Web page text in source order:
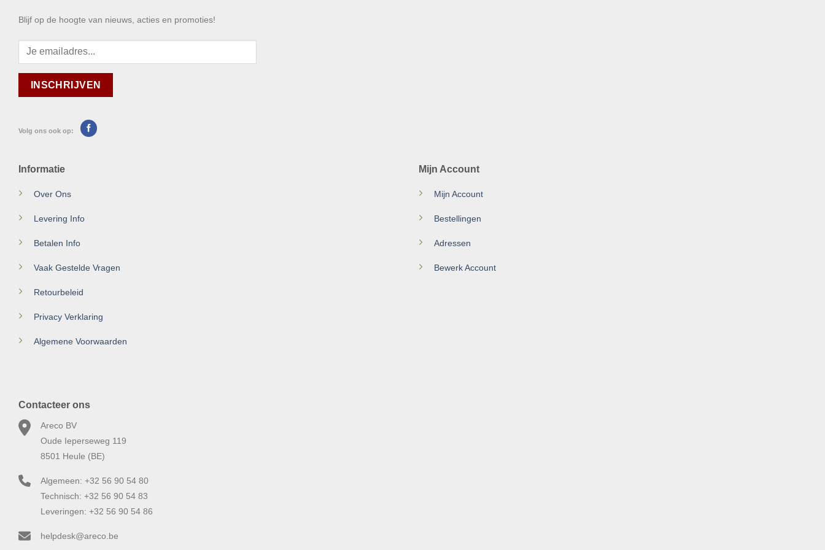
Blijf op de hoogte van nieuws, acties en promoties!
Volg ons ook op:
Informatie
Over Ons
Levering Info
Betalen Info
Vaak Gestelde Vragen
Retourbeleid
Privacy Verklaring
Algemene Voorwaarden
Mijn Account
Mijn Account
Bestellingen
Adressen
Bewerk Account
Contacteer ons
Areco BV
Oude Ieperseweg 119
8501 Heule (BE)
Algemeen: +32 56 90 54 80
Technisch: +32 56 90 54 83
Leveringen: +32 56 90 54 86
helpdesk@areco.be